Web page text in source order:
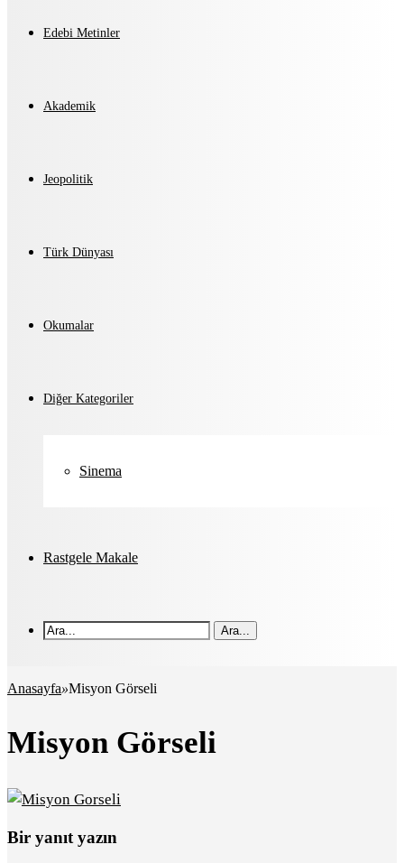
Edebi Metinler
Akademik
Jeopolitik
Türk Dünyası
Okumalar
Diğer Kategoriler
Sinema
Rastgele Makale
Ara...
Anasayfa»Misyon Görseli
Misyon Görseli
Bir yanıt yazın